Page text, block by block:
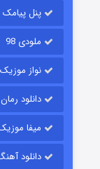
پنل پیامک
ملودی 98
نواز موزیک
دانلود رمان
میفا
دانلود